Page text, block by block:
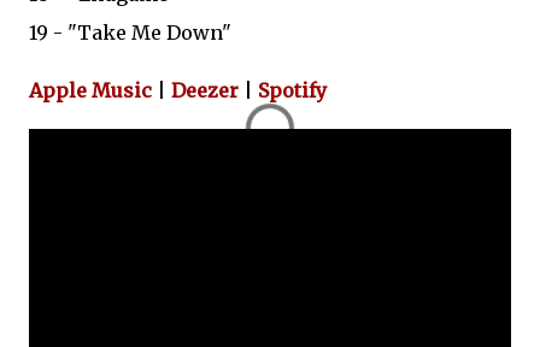
19 - "Take Me Down"
Apple Music Deezer Spotify